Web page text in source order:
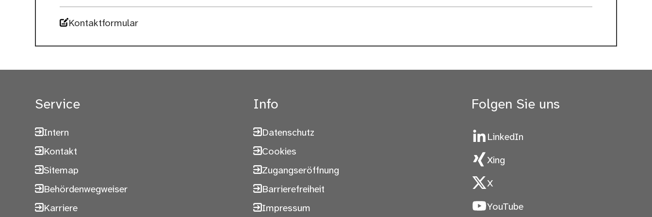
Kontaktformular
Service
Intern
Kontakt
Sitemap
Behördenwegweiser
Karriere
Info
Datenschutz
Cookies
Zugangseröffnung
Barrierefreiheit
Impressum
Folgen Sie uns
LinkedIn
Xing
X
YouTube